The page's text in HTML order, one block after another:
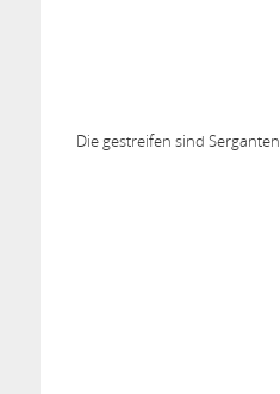
Die gestreifen sind Serganten